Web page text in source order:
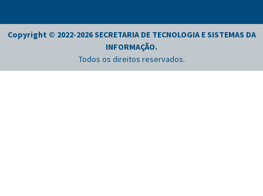
Copyright © 2022-2026SECRETARIA DE TECNOLOGIA E SISTEMAS DA
INFORMAÇÃO.
Todos os direitos reservados.